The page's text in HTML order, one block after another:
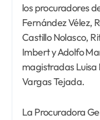
los procuradores
Fernández Vélez,
Castillo Nolasco,
Imbert y Adolfo
magistradas Luisa
Vargas Tejada.
La Procuradora